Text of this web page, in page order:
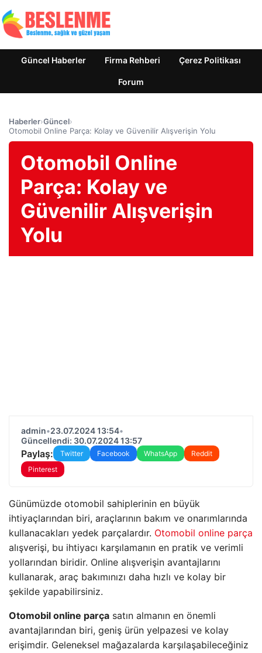
Güncel Haberler Firma Rehberi Çerez Politikası
Forum
Haberler›Güncel›
Otomobil Online Parça: Kolay ve Güvenilir Alışverişin Yolu
Otomobil Online
Parça: Kolay ve
Güvenilir Alışverişin
Yolu
admin•23.07.2024 13:54•
Güncellendi: 30.07.2024 13:57
Paylaş: Twitter Facebook WhatsApp
Reddit
Pinterest
Günümüzde otomobil sahiplerinin en büyük
ihtiyaçlarından biri, araçlarının bakım ve onarımlarında
kullanacakları yedek parçalardır. Otomobil online parça
alışverişi, bu ihtiyacı karşılamanın en pratik ve verimli
yollarından biridir. Online alışverişin avantajlarını
kullanarak, araç bakımınızı daha hızlı ve kolay bir
şekilde yapabilirsiniz.
Otomobil online parça satın almanın en önemli
avantajlarından biri, geniş ürün yelpazesi ve kolay
erişimdir. Geleneksel mağazalarda karşılaşabileceğiniz